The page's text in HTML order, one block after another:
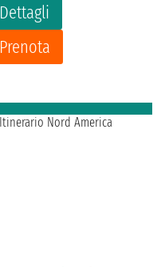
Dettagli
Prenota